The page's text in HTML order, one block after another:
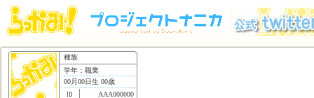
種族
学年：職業
00月00日生 00歳
AAA000000